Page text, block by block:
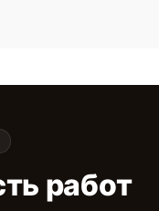
работ